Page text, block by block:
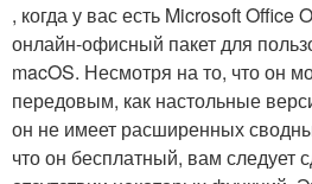
, когда у вас есть Microsoft Office
онлайн-офисный пакет для
macOS. Несмотря на то, что он
передовым, как настольные
он не имеет расширенных
что он бесплатный, вам следует